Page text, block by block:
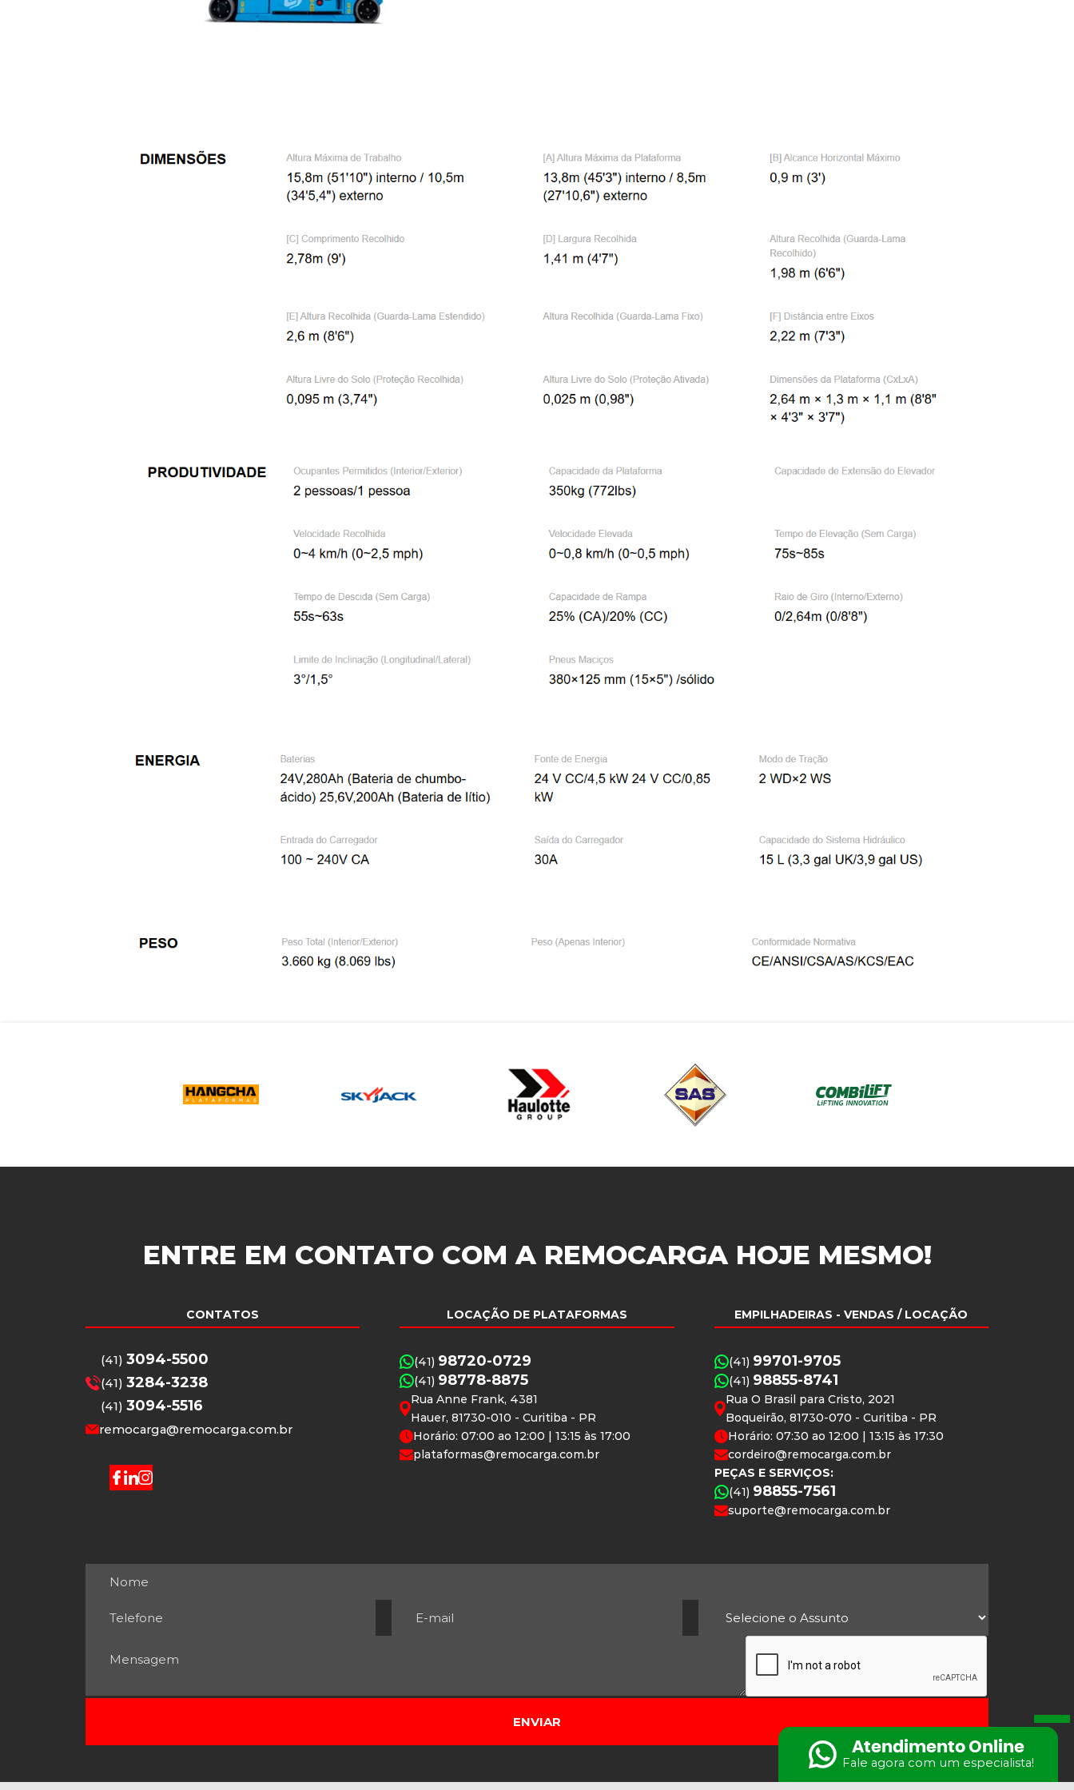
ENTRE EM CONTATO COM A REMOCARGA HOJE MESMO!
CONTATOS
(41) 3094-5500
(41) 3284-3238
(41) 3094-5516
remocarga@remocarga.com.br
LOCAÇÃO DE PLATAFORMAS
(41) 98720-0729
(41) 98778-8875
Rua Anne Frank, 4381
Hauer, 81730-010 - Curitiba - PR
Horário: 07:00 ao 12:00 | 13:15 às 17:00
plataformas@remocarga.com.br
EMPILHADEIRAS - VENDAS / LOCAÇÃO
(41) 99701-9705
(41) 98855-8741
Rua O Brasil para Cristo, 2021
Boqueirão, 81730-070 - Curitiba - PR
Horário: 07:30 ao 12:00 | 13:15 às 17:30
cordeiro@remocarga.com.br
PEÇAS E SERVIÇOS:
(41) 98855-7561
suporte@remocarga.com.br
ENVIAR
Atendimento Online
Fale agora com um especialista!